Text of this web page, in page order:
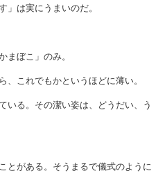
」は実にうまいのだ。
まぼこ」のみ。
、これでもかというほどに薄い。
いる。その潔い姿は、どうだい、う
とがある。そうまるで儀式のように